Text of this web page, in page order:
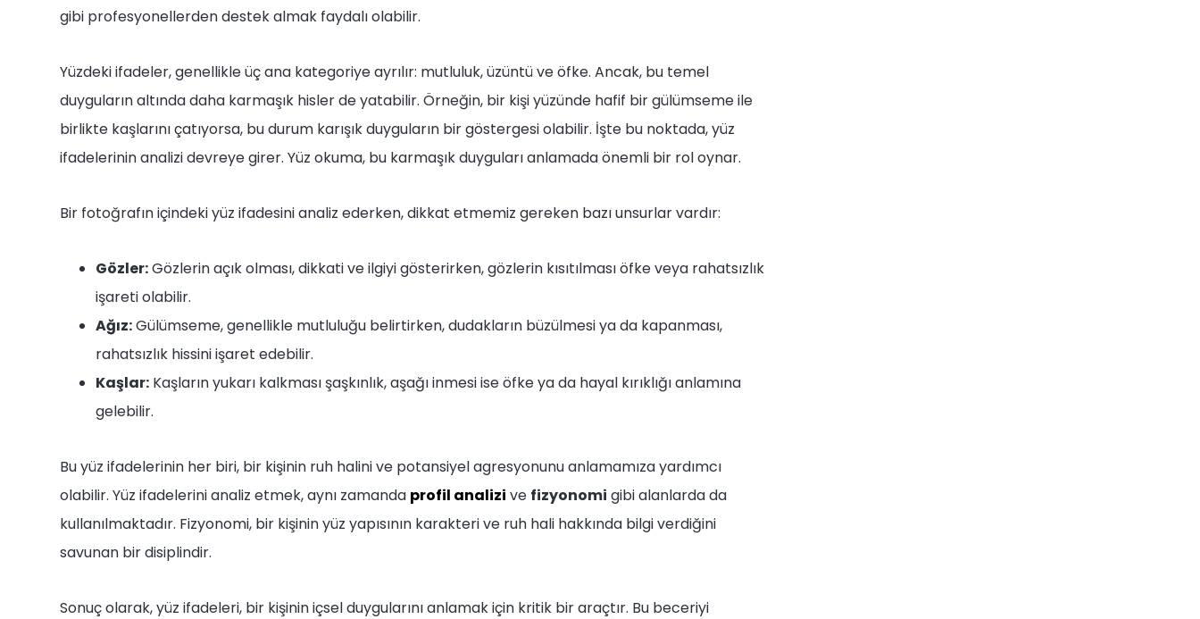
gibi profesyonellerden destek almak faydalı olabilir.
Yüzdeki ifadeler, genellikle üç ana kategoriye ayrılır: mutluluk, üzüntü ve öfke. Ancak, bu temel
duyguların altında daha karmaşık hisler de yatabilir. Örneğin, bir kişi yüzünde hafif bir gülümseme ile
birlikte kaşlarını çatıyorsa, bu durum karışık duyguların bir göstergesi olabilir. İşte bu noktada, yüz
ifadelerinin analizi devreye girer. Yüz okuma, bu karmaşık duyguları anlamada önemli bir rol oynar.
Bir fotoğrafın içindeki yüz ifadesini analiz ederken, dikkat etmemiz gereken bazı unsurlar vardır:
Gözler:Gözlerin açık olması, dikkati ve ilgiyi gösterirken, gözlerin kısıtılması öfke veya rahatsızlık
işareti olabilir.
Ağız:Gülümseme, genellikle mutluluğu belirtirken, dudakların büzülmesi ya da kapanması,
rahatsızlık hissini işaret edebilir.
Kaşlar: Kaşların yukarı kalkması şaşkınlık, aşağı inmesi ise öfke ya da hayal kırıklığı anlamına
gelebilir.
Bu yüz ifadelerinin her biri, bir kişinin ruh halini ve potansiyel agresyonunu anlamamıza yardımcı
olabilir. Yüz ifadelerini analiz etmek, aynı zamanda profil analizi ve fizyonomi gibi alanlarda da
kullanılmaktadır. Fizyonomi, bir kişinin yüz yapısının karakteri ve ruh hali hakkında bilgi verdiğini
savunan bir disiplindir.
Sonuç olarak, yüz ifadeleri, bir kişinin içsel duygularını anlamak için kritik bir araçtır. Bu beceriyi